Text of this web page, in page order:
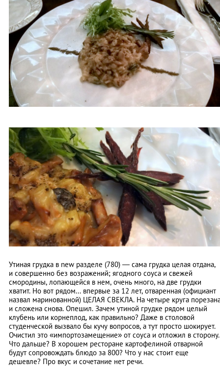
Утиная грудка в new разделе (780) — сама грудка целая отдана,
и совершенно без возражений; ягодного соуса и свежей
смородины, лопающейся в нем, очень много, на две грудки
хватит. Но вот рядом... впервые за 12 лет, отваренная (официант
назвал маринованной) ЦЕЛАЯ СВЕКЛА. На четыре круга
и сложена снова. Опешил. Зачем утиной грудке рядом целый
клубень или корнеплод, как правильно? Даже в столовой
студенческой вызвало бы кучу вопросов, а тут просто шокирует.
Очистил это «импортозамещение» от соуса и отложил в сторону.
Что дальше? В хорошем ресторане картофелиной отварной
будут сопровождать блюдо за 800? Что у нас стоит еще
дешевле? Про вкус и сочетание нет речи.